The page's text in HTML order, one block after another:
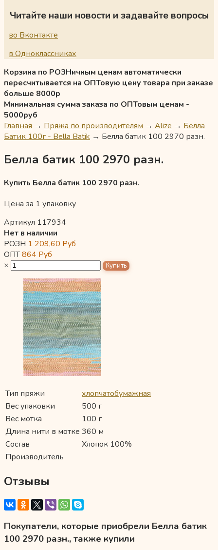
Читайте наши новости и задавайте вопросы
во Вконтакте
в Одноклассниках
Корзина по РОЗНичным ценам автоматически
пересчитывается на ОПТовую цену товара при заказе
больше 8000р
Минимальная сумма заказа по ОПТовым ценам -
5000руб
Главная → Пряжа по производителям → Alize → Белла
Батик 100г - Bella Batik → Белла батик 100 2970 разн.
Белла батик 100 2970 разн.
Купить Белла батик 100 2970 разн.
Цена за 1 упаковку
Артикул 117934
Нет в наличии
РОЗН 1 209,60 Руб
ОПТ864 Руб
×
Тип пряжи
хлопчатобумажная
Вес упаковки
500 г
Вес мотка
100 г
Длина нити в мотке 360 м
Состав
Хлопок 100%
Производитель
Отзывы
Покупатели, которые приобрели Белла батик
100 2970 разн., также купили